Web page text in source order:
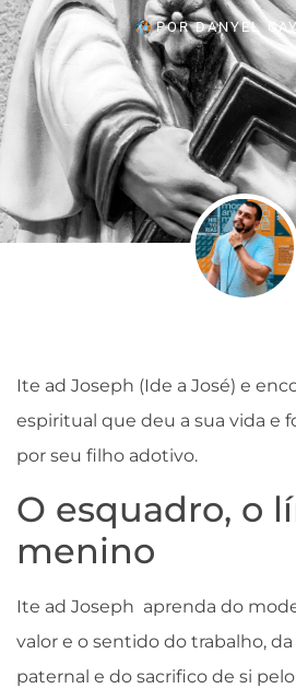
PORDANYEL
Ite ad Joseph (Ide a José) e
espiritual que deu a sua vida e
por seu filho adotivo.
O esquadro, o
menino
Ite ad Joseph aprenda do
valor e o sentido do trabalho,
paternal e do sacrifico de si